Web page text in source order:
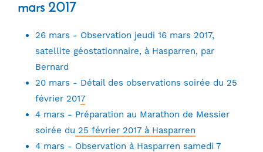
mars 2017
26 mars - Observation jeudi 16 mars 2017,
satellite géostationnaire, à Hasparren, par
Bernard
20 mars - Détail des observations soirée du 25
février 2017
4 mars - Préparation au Marathon de Messier
soirée du 25 février 2017 à Hasparren
4 mars - Observation à Hasparren samedi 7